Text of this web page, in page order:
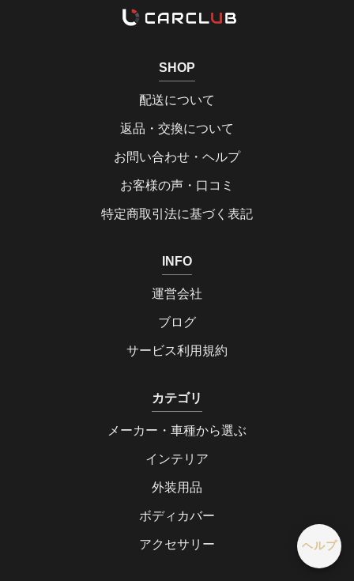
SHOP
配送について
返品・交換について
お問い合わせ・ヘルプ
お客様の声・口コミ
特定商取引法に基づく表記
INFO
運営会社
ブログ
サービス利用規約
カテゴリ
メーカー・車種から選ぶ
インテリア
外装用品
ボディカバー
アクセサリー ヘルプ